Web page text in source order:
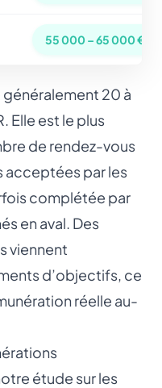
55 000 – 65 000 €
20 à
Elle est le plus
de rendez-vous
acceptées par les
complétée par
en aval. Des
viennent
d’objectifs, ce
réelle au-
étude sur les